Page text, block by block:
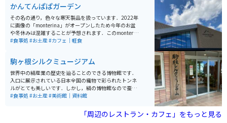
産を購入できる店にカフェスペースもあります。工場か
らは中央アルプスと南アルプスを見ることもでき、敷地
内には健康の森という広大な散策コースもあり、森林浴
をしながら気分転換もできます。
かんてんぱぱガーデン
その名の通り，色々な寒天製品を扱っています．2022年
に画像の「monterina」がオープンしたため今年のお盆
や冬休みは混雑することが予想されます．このmonterin
aは，寒天に限らず，全国の珍味や長野県の地酒(日本酒)
ん．
#食事処 #お土産#カフェ｜軽食
駒ヶ根シルクミュージアム
世界中の絹産業の歴史を辿ることのできる博物館です．
入口に展示されている日本全国の織物で彩られたトンネ
ルがとても美しいです．しかし，絹の博物館なので蚕に
ついても詳しい展示がされているため，虫、特に芋虫の
イキングレストラン奈々ちゃん」というレストランがあ
るので，食事を取ることも可能です．
#食事処 #お土産#美術館｜資料館
「周辺のレストラン・カフェ」をもっと見る